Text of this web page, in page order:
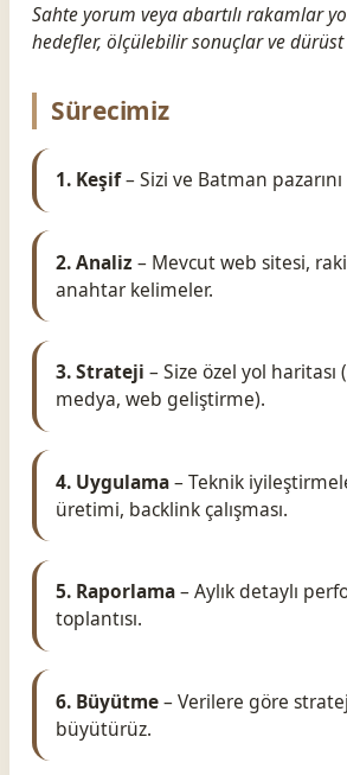
Sahte yorum veya abartılı rakamlar
hedefler, ölçülebilir sonuçlar ve
Sürecimiz
1. Keşif– Sizi ve Batman
2. Analiz – Mevcut web sitesi,
anahtar kelimeler.
3. Strateji – Size özel yol haritası
medya, web geliştirme).
4. Uygulama– Teknik
üretimi, backlink çalışması.
5. Raporlama– Aylık detaylı
toplantısı.
6. Büyütme– Verilere göre
büyütürüz.